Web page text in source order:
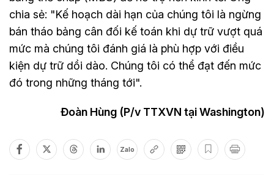
chia sẻ: "Kế hoạch dài hạn của chúng tôi là ngừng
bán tháo bảng cân đối kế toán khi dự trữ vượt quá
mức mà chúng tôi đánh giá là phù hợp với điều
kiện dự trữ dồi dào. Chúng tôi có thể đạt đến mức
đó trong những tháng tới".
Đoàn Hùng (P/v TTXVN tại Washington)
Zalo